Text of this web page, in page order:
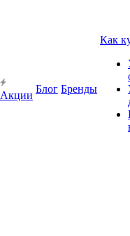
Акции
Блог Бренды
Как